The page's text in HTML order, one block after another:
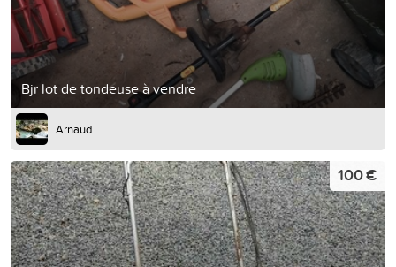
Bjr lot de tondeuse à vendre
Arnaud
100 €